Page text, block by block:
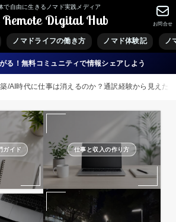
で自由に生きるノマド実践メディア
Digital Hub
ノマドライフの働き方 ノマド体験記 ノ
お問合せ
る！無料コミュニティで情報シェアしよう
AI時代に仕事は消えるのか？通訳経験から見えた“
ガイド 仕事と収入の作り方